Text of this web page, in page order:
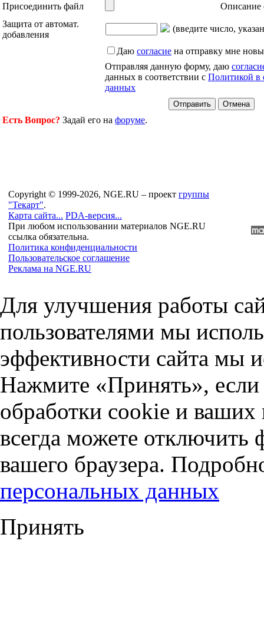
Присоединить файл
Описание
Защита от автомат.
добавления
(введите число,
Даю согласие на отправку мне
Отправляя данную форму, даю
данных в соответствии с Политикой в
данных
Есть Вопрос? Задай его на форуме.
Copyright © 1999-2026, NGE.RU – проект группы
"Текарт".
Карта сайта... PDA-версия...
При любом использовании материалов NGE.RU
ссылка обязательна.
Политика конфиденциальности
Пользовательское соглашение
Реклама на NGE.RU
Для улучшения работы
пользователями мы
эффективности сайта мы
Нажмите «Принять», если
обработки cookie и
всегда можете отключить
вашего браузера.
персональных данных
Принять